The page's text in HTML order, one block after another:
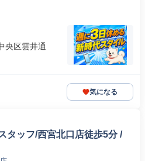
央区雲井通
気になる
タッフ/西宮北口店徒歩5分 /